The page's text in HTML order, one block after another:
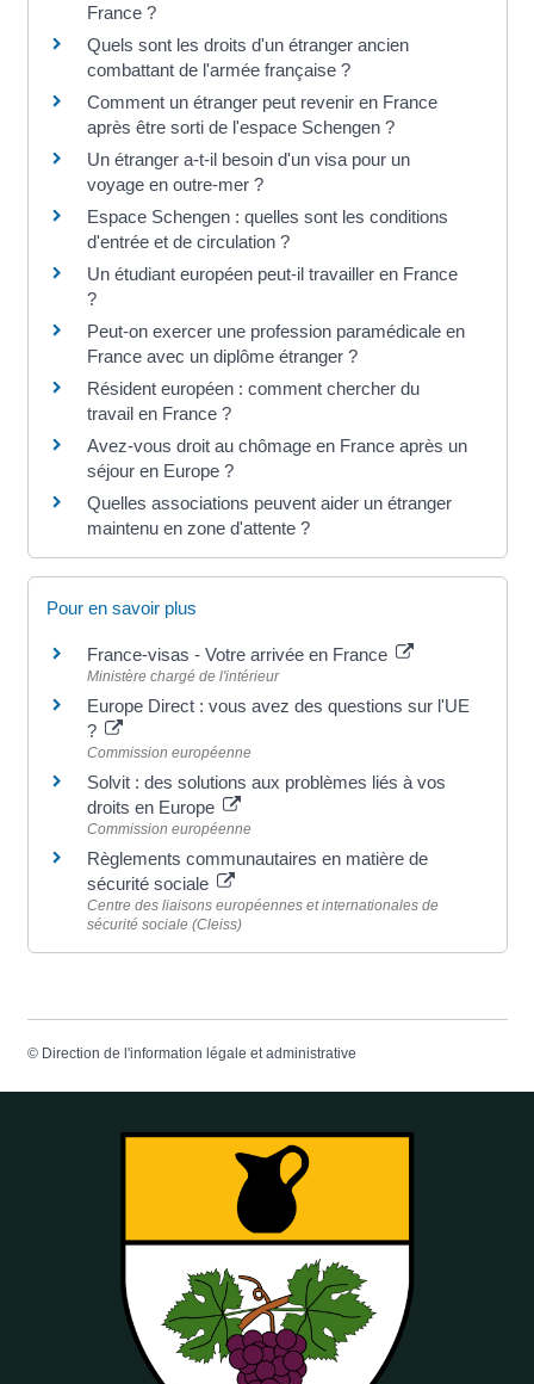
France ?
Quels sont les droits d'un étranger ancien
combattant de l'armée française ?
Comment un étranger peut revenir en France
après être sorti de l'espace Schengen ?
Un étranger a-t-il besoin d'un visa pour un
voyage en outre-mer ?
Espace Schengen : quelles sont les conditions
d'entrée et de circulation ?
Un étudiant européen peut-il travailler en France
?
Peut-on exercer une profession paramédicale en
France avec un diplôme étranger ?
Résident européen : comment chercher du
travail en France ?
Avez-vous droit au chômage en France après un
séjour en Europe ?
Quelles associations peuvent aider un étranger
maintenu en zone d'attente ?
Pour en savoir plus
France-visas - Votre arrivée en France
Ministère chargé de l'intérieur
Europe Direct : vous avez des questions sur l'UE
?
Commission européenne
Solvit : des solutions aux problèmes liés à vos
droits en Europe
Commission européenne
Règlements communautaires en matière de
sécurité sociale
Centre des liaisons européennes et internationales de
sécurité sociale (Cleiss)
© Direction de l'information légale et administrative